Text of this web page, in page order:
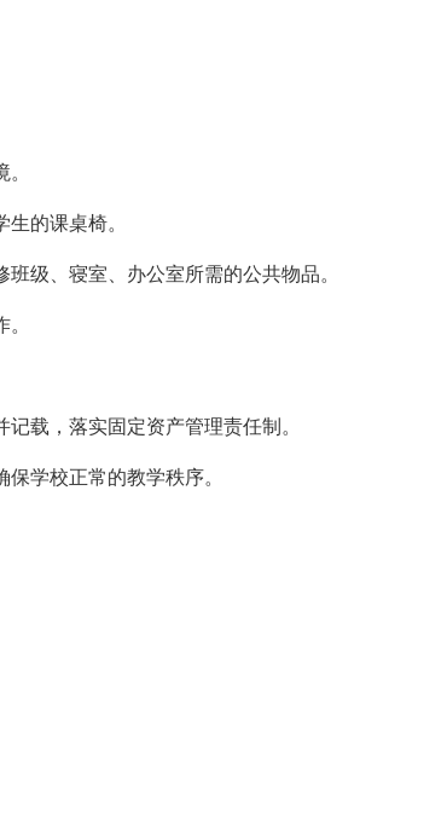
的课桌椅。
级、寝室、办公室所需的公共物品。
载，落实固定资产管理责任制。
学校正常的教学秩序。